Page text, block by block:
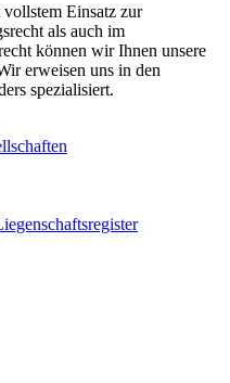
Einsatz zur
als auch im
können wir Ihnen unsere
erweisen uns in den
spezialisiert.